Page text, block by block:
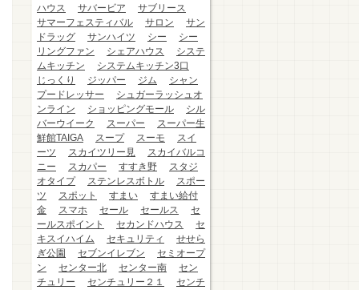
ハウス
サバービア
サブリース
サマーフェスティバル
サロン
サン
ドラッグ
サンハイツ シー
シー
リングファン
シェアハウス
システ
ムキッチン
システムキッチン3口
じっくり
ジッパー ジム
シャン
プードレッサー
シュガーラッシュオ
ンライン
ショッピングモール
シル
バーウイーク
スーパー
スーパー生
鮮館TAIGA
スープ スーモ
スイ
ーツ
スカイツリー見
スカイバルコ
ニー
スカパー すすき野
スタジ
オタイプ
ステンレスボトル
スポー
ツ
スポット すまい
すまい給付
金
スマホ セール セールス
セ
ールスポイント
セカンドハウス
セ
キスイハイム
セキュリティ
せせら
ぎ公園
セブンイレブン
セミオープ
ン
センター北 センター南
セン
チュリー
センチュリー２１
センチ